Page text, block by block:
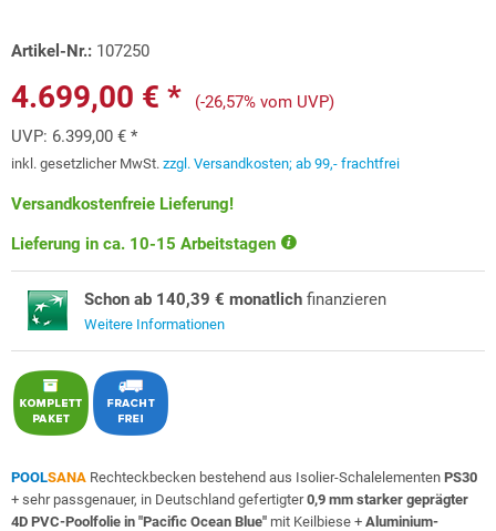
Artikel-Nr.: 107250
4.699,00 € *
(-26,57% vom UVP)
UVP: 6.399,00 € *
inkl. gesetzlicher MwSt. zzgl. Versandkosten; ab 99,- frachtfrei
Versandkostenfreie Lieferung!
Lieferung in ca. 10-15 Arbeitstagen
Schon ab 140,39 € monatlich finanzieren
Weitere Informationen
POOLSANA Rechteckbecken bestehend aus Isolier-Schalelementen PS30
+ sehr passgenauer, in Deutschland gefertigter0,9 mm starker geprägter
4D PVC-Poolfolie in "Pacific Ocean Blue" mit Keilbiese + Aluminium-